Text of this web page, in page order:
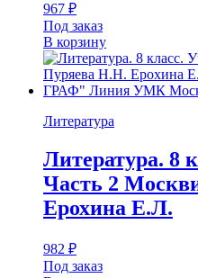
967 ₽
Под заказ
В корзину
Литература
Литература. 8
Часть 2
Ерохина Е.Л.
982 ₽
Под заказ